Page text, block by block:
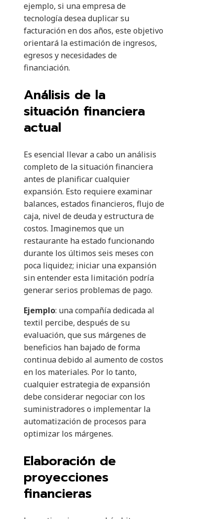
ejemplo, si una empresa de
tecnología desea duplicar su
facturación en dos años, este objetivo
orientará la estimación de ingresos,
egresos y necesidades de
financiación.
Análisis de la
situación financiera
actual
Es esencial llevar a cabo un análisis
completo de la situación financiera
antes de planificar cualquier
expansión. Esto requiere examinar
balances, estados financieros, flujo de
caja, nivel de deuda y estructura de
costos. Imaginemos que un
restaurante ha estado funcionando
durante los últimos seis meses con
poca liquidez; iniciar una expansión
sin entender esta limitación podría
generar serios problemas de pago.
Ejemplo: una compañía dedicada al
textil percibe, después de su
evaluación, que sus márgenes de
beneficios han bajado de forma
continua debido al aumento de costos
en los materiales. Por lo tanto,
cualquier estrategia de expansión
debe considerar negociar con los
suministradores o implementar la
automatización de procesos para
optimizar los márgenes.
Elaboración de
proyecciones
financieras